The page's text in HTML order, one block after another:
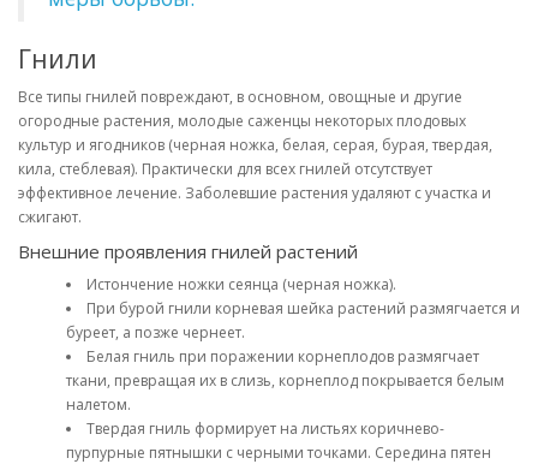
Гнили
Все типы гнилей повреждают, в основном, овощные и другие
огородные растения, молодые саженцы некоторых плодовых
культур и ягодников (черная ножка, белая, серая, бурая, твердая,
кила, стеблевая). Практически для всех гнилей отсутствует
эффективное лечение. Заболевшие растения удаляют с участка и
сжигают.
Внешние проявления гнилей растений
Истончение ножки сеянца (черная ножка).
При бурой гнили корневая шейка растений размягчается и
буреет, а позже чернеет.
Белая гниль при поражении корнеплодов размягчает
ткани, превращая их в слизь, корнеплод покрывается белым
налетом.
Твердая гниль формирует на листьях коричнево-
пурпурные пятнышки с черными точками. Середина пятен